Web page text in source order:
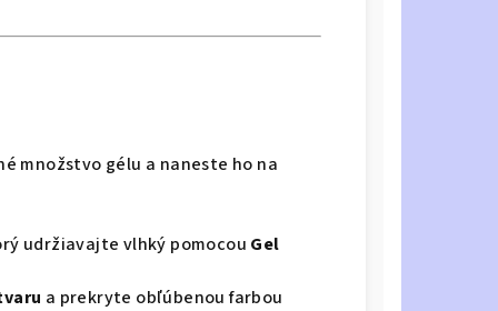
množstvo gélu a naneste ho na
udržiavajte vlhký pomocou Gel
a prekryte obľúbenou farbou